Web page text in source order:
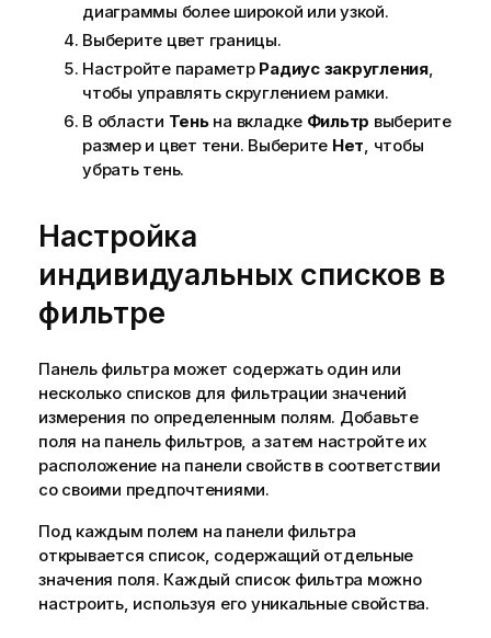
диаграммы более широкой или узкой.
Выберите цвет границы.
Настройте параметр Радиус закругления,
чтобы управлять скруглением рамки.
В области Теньна вкладке Фильтр выберите
размер и цвет тени. Выберите Нет, чтобы
убрать тень.
Настройка
индивидуальных списков в
фильтре
Панель фильтра может содержать один или
несколько списков для фильтрации значений
измерения по определенным полям. Добавьте
поля на панель фильтров, а затем настройте их
расположение на панели свойств в соответствии
со своими предпочтениями.
Под каждым полем на панели фильтра
открывается список, содержащий отдельные
значения поля. Каждый список фильтра можно
настроить, используя его уникальные свойства.